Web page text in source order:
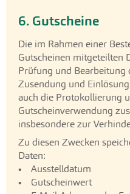
6. Gutscheine
Die im Rahmen einer
Gutscheinen mitgeteilten
Prüfung und Bearbeitung
Zusendung und
auch die Protokollierung
Gutscheinverwendung
insbesondere zur
Zu diesen Zwecken
Daten:
• Ausstelldatum
• Gutscheinwert